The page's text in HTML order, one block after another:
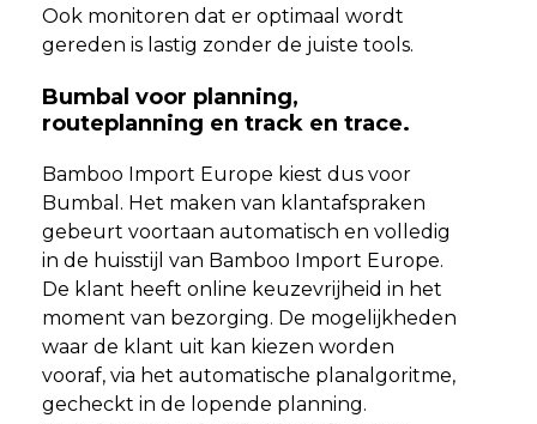
Ook monitoren dat er optimaal wordt
gereden is lastig zonder de juiste tools.
Bumbal voor planning,
routeplanning en track en trace.
Bamboo Import Europe kiest dus voor
Bumbal. Het maken van klantafspraken
gebeurt voortaan automatisch en volledig
in de huisstijl van Bamboo Import Europe.
De klant heeft online keuzevrijheid in het
moment van bezorging. De mogelijkheden
waar de klant uit kan kiezen worden
vooraf, via het automatische planalgoritme,
gecheckt in de lopende planning.